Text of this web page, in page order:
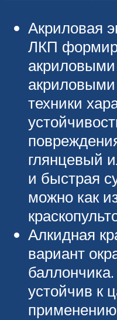
Акриловая
ЛКП
техники
глянцевый
и быстрая
можно как
Алкидная
вариант
устойчив к
применению